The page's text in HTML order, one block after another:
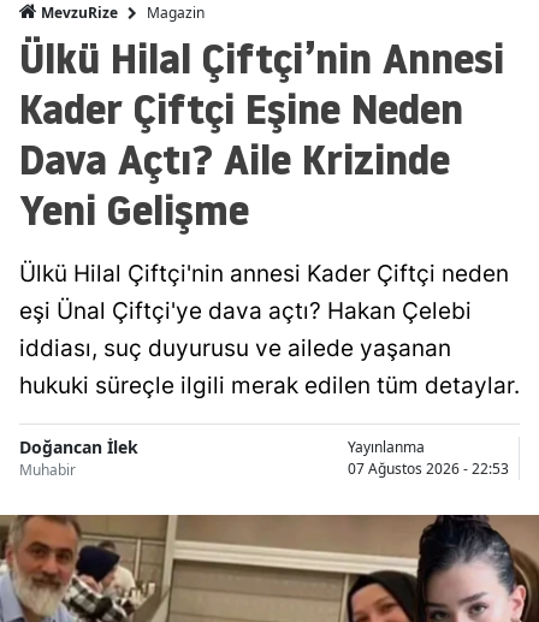
MevzuRize Magazin
Ülkü Hilal Çiftçi’nin Annesi
Kader Çiftçi Eşine Neden
Dava Açtı? Aile Krizinde
Yeni Gelişme
Ülkü Hilal Çiftçi'nin annesi Kader Çiftçi neden
eşi Ünal Çiftçi'ye dava açtı? Hakan Çelebi
iddiası, suç duyurusu ve ailede yaşanan
hukuki süreçle ilgili merak edilen tüm detaylar.
Doğancan İlek
Muhabir
Yayınlanma
07 Ağustos 2026 - 22:53